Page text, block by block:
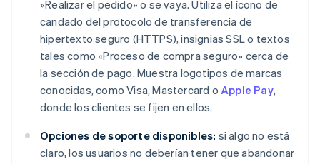
«Realizar el pedido» o se vaya. Utiliza el ícono de
candado del protocolo de transferencia de
hipertexto seguro (HTTPS), insignias SSL o textos
tales como «Proceso de compra seguro» cerca de
la sección de pago. Muestra logotipos de marcas
conocidas, como Visa, Mastercard o Apple Pay,
donde los clientes se fijen en ellos.
Opciones de soporte disponibles: si algo no está
claro, los usuarios no deberían tener que abandonar